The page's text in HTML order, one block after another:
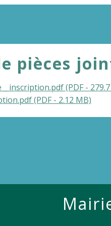
pièces
inscription.pdf (PDF -
(PDF - 2.12 MB)